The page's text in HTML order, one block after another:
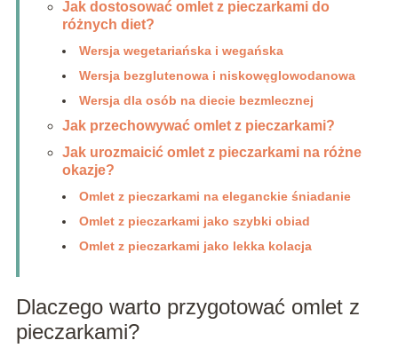
Jak dostosować omlet z pieczarkami do
różnych diet?
Wersja wegetariańska i wegańska
Wersja bezglutenowa i niskowęglowodanowa
Wersja dla osób na diecie bezmlecznej
Jak przechowywać omlet z pieczarkami?
Jak urozmaicić omlet z pieczarkami na różne
okazje?
Omlet z pieczarkami na eleganckie śniadanie
Omlet z pieczarkami jako szybki obiad
Omlet z pieczarkami jako lekka kolacja
Dlaczego warto przygotować omlet z
pieczarkami?